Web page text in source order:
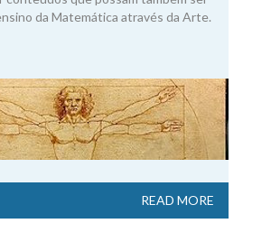
da Matemática através da Arte.
READ MORE